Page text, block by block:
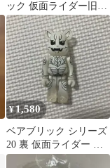
ック 仮面ライダー旧1
号 400％
¥1,580
ベアブリック シリーズ
20 裏 仮面ライダー 電
王 SF モモタロス 100%